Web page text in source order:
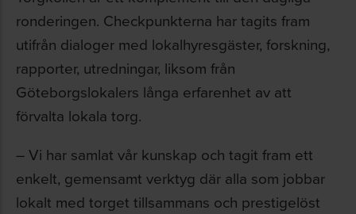
ronderingen. Checkpunkterna har tagits fram
utifrån dialoger med lokalhyresgäster, forskning,
rapporter, utredningar, liksom från
Göteborgslokalers långa erfarenhet av att
förvalta lokala torg.
– Vi har samlat vår kunskap och tagit fram ett
enkelt, gemensamt verktyg där alla som jobbar
lokalt med torget tillsammans och prestigelöst